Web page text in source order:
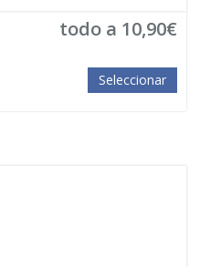
todo a 10,90€
Seleccionar